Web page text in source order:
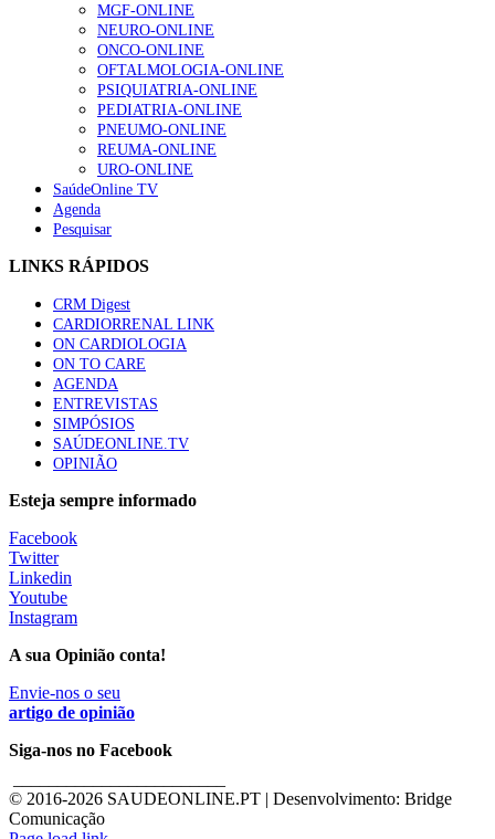
MGF-ONLINE
NEURO-ONLINE
ONCO-ONLINE
OFTALMOLOGIA-ONLINE
PSIQUIATRIA-ONLINE
PEDIATRIA-ONLINE
PNEUMO-ONLINE
REUMA-ONLINE
URO-ONLINE
SaúdeOnline TV
Agenda
Pesquisar
LINKS RÁPIDOS
CRM Digest
CARDIORRENAL LINK
ON CARDIOLOGIA
ON TO CARE
AGENDA
ENTREVISTAS
SIMPÓSIOS
SAÚDEONLINE.TV
OPINIÃO
Esteja sempre informado
Facebook
Twitter
Linkedin
Youtube
Instagram
A sua Opinião conta!
Envie-nos o seu
artigo de opinião
Siga-nos no Facebook
© 2016-2026 SAUDEONLINE.PT | Desenvolvimento: Bridge
Comunicação